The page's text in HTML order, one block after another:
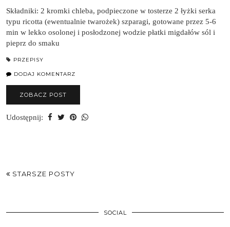
Składniki: 2 kromki chleba, podpieczone w tosterze 2 łyżki serka
typu ricotta (ewentualnie twarożek) szparagi, gotowane przez 5-6
min w lekko osolonej i posłodzonej wodzie płatki migdałów sól i
pieprz do smaku
PRZEPISY
DODAJ KOMENTARZ
ZOBACZ POST
Udostępnij:
STARSZE POSTY
SOCIAL